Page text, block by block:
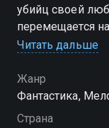
убийц своей
перемещается
современном
Читать дальше
Жанр
Фантастика,
Страна